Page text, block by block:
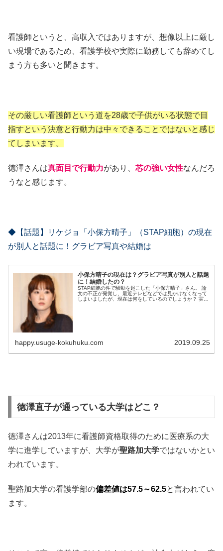
看護師というと、高収入ではありますが、想像以上に厳し
い現場であるため、看護学校や実際に勤務しても辞めてし
まう方も多いと聞きます。
その厳しい看護師という道を28歳で子供がいる状態で目
指すという決意と行動力は中々できることではないと感じ
てしまいます。
徳澤さんは真面目で行動力があり、 芯の強い女性なんだろ
うなと感じます。
◆【話題】リケジョ「小保方晴子」（STAP細胞）の現在
が別人と話題に！グラビア写真や結婚は
小保方晴子の現在は？グラビア写真が別人と話題
に！結婚したの？
STAP細胞の件で騒動を起こした「小保方晴子」さん。 論
文の不正が発覚し、最近テレビなどでは見かけなくなって
しまいましたが、現在は何をしているのでしょうか？ 実
happy.usuge-kokuhuku.com 2019.09.25
徳澤直子が通っている大学はどこ？
徳澤さんは2013年に看護師資格取得のために医療系の大
学に進学していますが、大学が聖路加大学ではないかとい
われています。
聖路加大学の看護学部の偏差値は57.5～62.5と言われてい
ます。